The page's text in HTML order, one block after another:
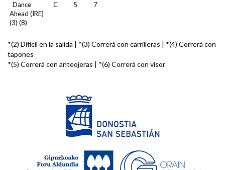
Dance
Ahead (IRE)
(3) (8)
C 5 7
*(2) Difícil en la salida | *(3) Correrá con carrilleras | *(4) Correrá con
tapones
*(5) Correrá con anteojeras | *(6) Correrá con visor